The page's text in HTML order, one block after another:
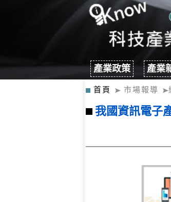
產業政策 產業
首頁 市場報導
我國資訊電子